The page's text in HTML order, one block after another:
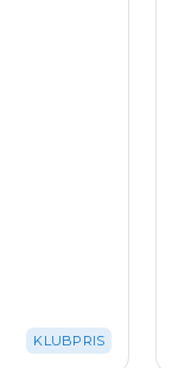
KLUBPRIS